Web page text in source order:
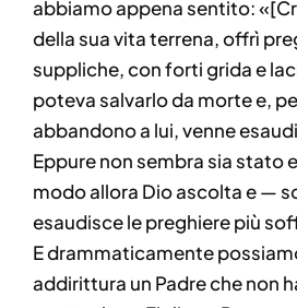
abbiamo appena sentito:
della sua vita terrena, offrì
suppliche, con forti grida e
poteva salvarlo da morte e,
abbandono a lui, venne
Eppure non sembra sia stato
modo allora Dio ascolta e —
esaudisce le preghiere più
E drammaticamente
addirittura un Padre che non